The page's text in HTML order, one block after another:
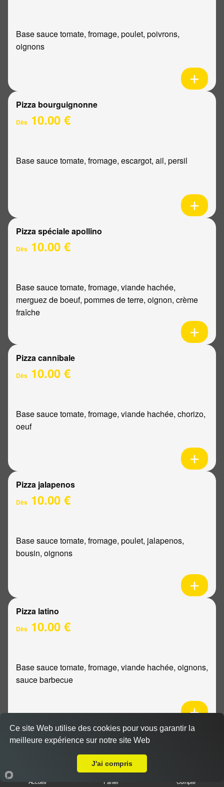
Base sauce tomate, fromage, poulet, poivrons,
oignons
Pizza bourguignonne
Dès 10.00 €
Base sauce tomate, fromage, escargot, ail, persil
Pizza spéciale apollino
Dès 10.00 €
Base sauce tomate, fromage, viande hachée,
merguez de boeuf, pommes de terre, oignon, crème
fraîche
Pizza cannibale
Dès 10.00 €
Base sauce tomate, fromage, viande hachée, chorizo,
oeuf
Pizza jalapenos
Dès 10.00 €
Base sauce tomate, fromage, poulet, jalapenos,
bousin, oignons
Pizza latino
Dès 10.00 €
Base sauce tomate, fromage, viande hachée, oignons,
sauce barbecue
Pizza mexicaine
Accueil Panier Compte
Ce site Web utilise des cookies pour vous garantir la
meilleure expérience sur notre site Web
J'ai compris